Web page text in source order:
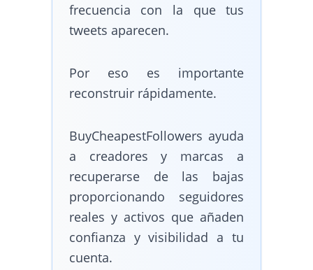
frecuencia con la que tus
tweets aparecen.
Por eso es importante
reconstruir rápidamente.
BuyCheapestFollowers ayuda
a creadores y marcas a
recuperarse de las bajas
proporcionando seguidores
reales y activos que añaden
confianza y visibilidad a tu
cuenta.